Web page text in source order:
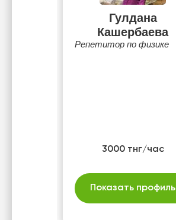
Гулдана
Кашербаева
Репетитор по физике
3000 тнг/час
Показать профиль